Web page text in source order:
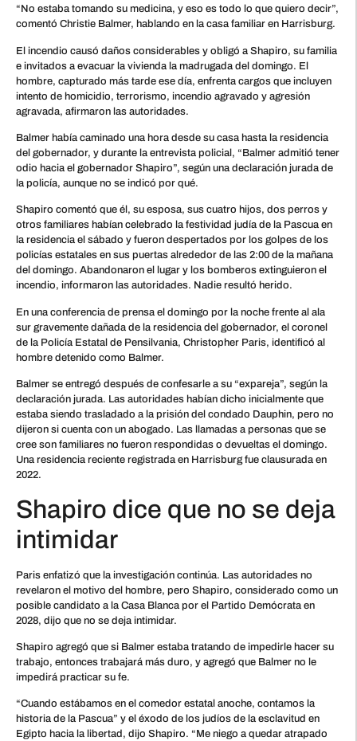
“No estaba tomando su medicina, y eso es todo lo que quiero decir”,
comentó Christie Balmer, hablando en la casa familiar en Harrisburg.
El incendio causó daños considerables y obligó a Shapiro, su familia
e invitados a evacuar la vivienda la madrugada del domingo. El
hombre, capturado más tarde ese día, enfrenta cargos que incluyen
intento de homicidio, terrorismo, incendio agravado y agresión
agravada, afirmaron las autoridades.
Balmer había caminado una hora desde su casa hasta la residencia
del gobernador, y durante la entrevista policial, “Balmer admitió tener
odio hacia el gobernador Shapiro”, según una declaración jurada de
la policía, aunque no se indicó por qué.
Shapiro comentó que él, su esposa, sus cuatro hijos, dos perros y
otros familiares habían celebrado la festividad judía de la Pascua en
la residencia el sábado y fueron despertados por los golpes de los
policías estatales en sus puertas alrededor de las 2:00 de la mañana
del domingo. Abandonaron el lugar y los bomberos extinguieron el
incendio, informaron las autoridades. Nadie resultó herido.
En una conferencia de prensa el domingo por la noche frente al ala
sur gravemente dañada de la residencia del gobernador, el coronel
de la Policía Estatal de Pensilvania, Christopher Paris, identificó al
hombre detenido como Balmer.
Balmer se entregó después de confesarle a su “expareja”, según la
declaración jurada. Las autoridades habían dicho inicialmente que
estaba siendo trasladado a la prisión del condado Dauphin, pero no
dijeron si cuenta con un abogado. Las llamadas a personas que se
cree son familiares no fueron respondidas o devueltas el domingo.
Una residencia reciente registrada en Harrisburg fue clausurada en
2022.
Shapiro dice que no se deja
intimidar
Paris enfatizó que la investigación continúa. Las autoridades no
revelaron el motivo del hombre, pero Shapiro, considerado como un
posible candidato a la Casa Blanca por el Partido Demócrata en
2028, dijo que no se deja intimidar.
Shapiro agregó que si Balmer estaba tratando de impedirle hacer su
trabajo, entonces trabajará más duro, y agregó que Balmer no le
impedirá practicar su fe.
“Cuando estábamos en el comedor estatal anoche, contamos la
historia de la Pascua” y el éxodo de los judíos de la esclavitud en
Egipto hacia la libertad, dijo Shapiro. “Me niego a quedar atrapado